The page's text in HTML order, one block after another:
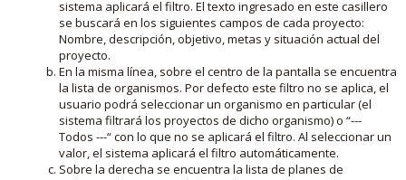
sistema aplicará el filtro. El texto ingresado en este casillero
se buscará en los siguientes campos de cada proyecto:
Nombre, descripción, objetivo, metas y situación actual del
proyecto.
En la misma línea, sobre el centro de la pantalla se encuentra
la lista de organismos. Por defecto este filtro no se aplica, el
usuario podrá seleccionar un organismo en particular (el
sistema filtrará los proyectos de dicho organismo) o “---
Todos ---“ con lo que no se aplicará el filtro. Al seleccionar un
valor, el sistema aplicará el filtro automáticamente.
Sobre la derecha se encuentra la lista de planes de